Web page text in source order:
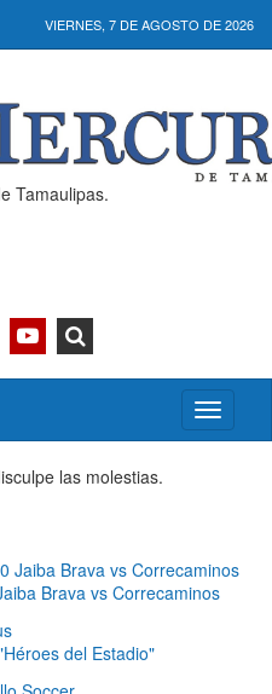
VIERNES, 7 DE AGOSTO DE 2026
Tamaulipas.
Activar/
menú
las molestias.
Brava vs Correcaminos
del Estadio"